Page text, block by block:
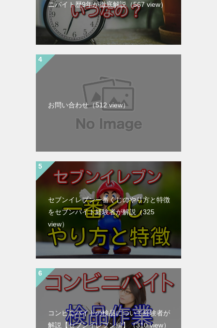
ニバイト歴9年が徹底解説（567 view）
お問い合わせ（512 view）
セブンイレブン一番くじのやり方と特徴
をセブンバイト経験者が解説（325
view）
コンビニバイトの検品について経験者が
解説【セブンイレブン編】
（310 view）